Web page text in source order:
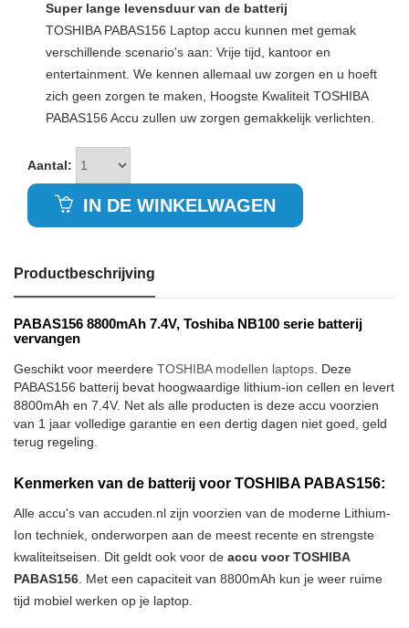
Super lange levensduur van de batterij
TOSHIBA PABAS156 Laptop accu kunnen met gemak
verschillende scenario's aan: Vrije tijd, kantoor en
entertainment. We kennen allemaal uw zorgen en u hoeft
zich geen zorgen te maken, Hoogste Kwaliteit TOSHIBA
PABAS156 Accu zullen uw zorgen gemakkelijk verlichten.
Aantal:
IN DE WINKELWAGEN
Productbeschrijving
PABAS156 8800mAh 7.4V, Toshiba NB100 serie batterij
vervangen
Geschikt voor meerdere TOSHIBA modellen laptops . Deze
PABAS156 batterij bevat hoogwaardige lithium-ion cellen en levert
8800mAh en 7.4V. Net als alle producten is deze accu voorzien
van 1 jaar volledige garantie en een dertig dagen niet goed, geld
terug regeling.
Kenmerken van de batterij voor TOSHIBA PABAS156:
Alle accu's van accuden.nl zijn voorzien van de moderne Lithium-
Ion techniek, onderworpen aan de meest recente en strengste
kwaliteitseisen. Dit geldt ook voor de accu voor TOSHIBA
PABAS156 . Met een capaciteit van 8800mAh kun je weer ruime
tijd mobiel werken op je laptop.